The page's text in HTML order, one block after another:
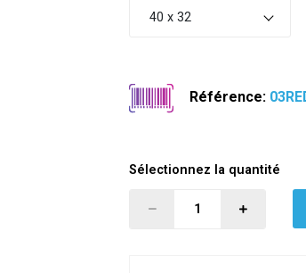
40 x 32
Référence:
Sélectionnez la quantité